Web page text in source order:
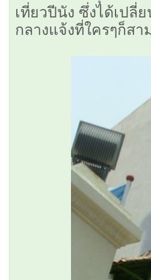
เที่ยวปีนัง ซึ่งได้เปลี่
กลางแจ้งที่ใครๆก็ส